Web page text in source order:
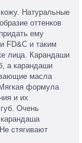
Натуральные
оттенков
ему
FD&C и таким
лица. Карандаши
а карандаши
масла
формула
и их
Очень
стягивают